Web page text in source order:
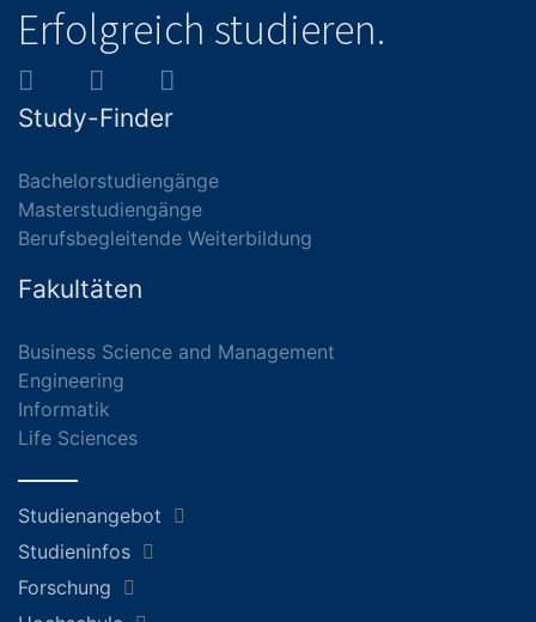
Erfolgreich studieren.
Study-Finder
Bachelorstudiengänge
Masterstudiengänge
Berufsbegleitende Weiterbildung
Fakultäten
Business Science and Management
Engineering
Informatik
Life Sciences
Studienangebot
Studieninfos
Forschung